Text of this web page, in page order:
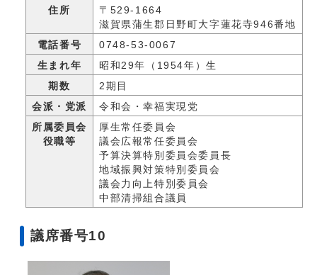
住所
〒529-1664
滋賀県蒲生郡日野町大字蓮花寺946番地
電話番号
0748-53-0067
生まれ年
昭和29年（1954年）生
期数
2期目
会派・党派
令和会・幸福実現党
所属委員会
役職等
厚生常任委員会
議会広報常任委員会
予算決算特別委員会委員長
地域振興対策特別委員会
議会力向上特別委員会
中部清掃組合議員
議席番号10